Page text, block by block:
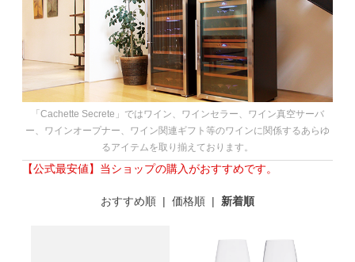
「Cachette Secrete」ではワイン、ワインセラー、ワイン真空サーバ
ー、ワインオープナー、ワイン関連ギフト等のワインに関係するあらゆ
るアイテムを取り揃えております。
【公式最安値】当ショップの購入がおすすめです。
おすすめ順 | 価格順 | 新着順